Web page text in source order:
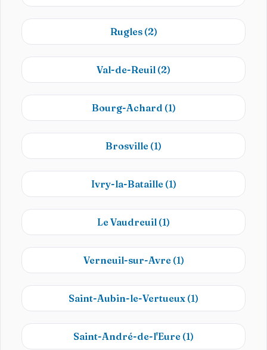
Rugles (2)
Val-de-Reuil (2)
Bourg-Achard (1)
Brosville (1)
Ivry-la-Bataille (1)
Le Vaudreuil (1)
Verneuil-sur-Avre (1)
Saint-Aubin-le-Vertueux (1)
Saint-André-de-l'Eure (1)